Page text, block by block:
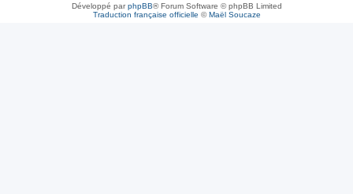
Développé parphpBB® Forum Software © phpBB Limited
Traduction française officielle ©Maël Soucaze